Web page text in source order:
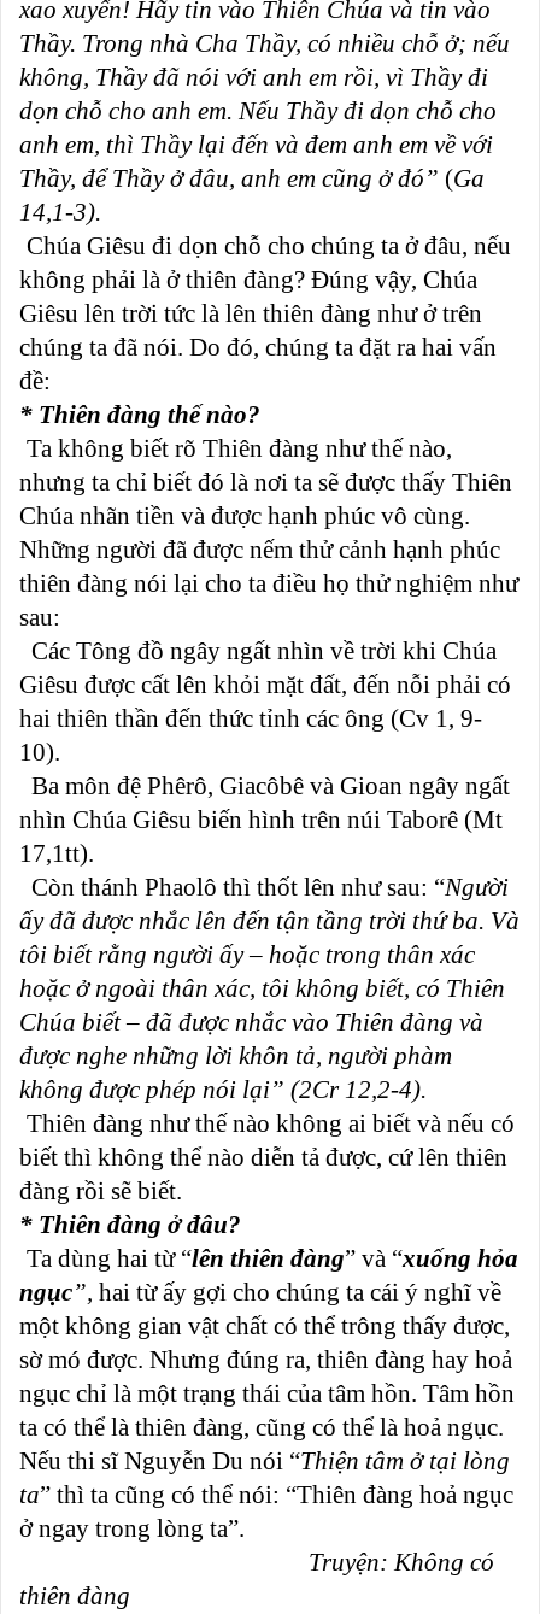
xao xuyến! Hãy tin vào Thiên Chúa và tin vào
Thầy. Trong nhà Cha Thầy, có nhiều chỗ ở; nếu
không, Thầy đã nói với anh em rồi, vì Thầy đi
dọn chỗ cho anh em. Nếu Thầy đi dọn chỗ cho
anh em, thì Thầy lại đến và đem anh em về với
Thầy, để Thầy ở đâu, anh em cũng ở đó” (Ga
14,1-3).
Chúa Giêsu đi dọn chỗ cho chúng ta ở đâu, nếu
không phải là ở thiên đàng? Đúng vậy, Chúa
Giêsu lên trời tức là lên thiên đàng như ở trên
chúng ta đã nói. Do đó, chúng ta đặt ra hai vấn
đề:
* Thiên đàng thế nào?
Ta không biết rõ Thiên đàng như thế nào,
nhưng ta chỉ biết đó là nơi ta sẽ được thấy Thiên
Chúa nhãn tiền và được hạnh phúc vô cùng.
Những người đã được nếm thử cảnh hạnh phúc
thiên đàng nói lại cho ta điều họ thử nghiệm như
sau:
Các Tông đồ ngây ngất nhìn về trời khi Chúa
Giêsu được cất lên khỏi mặt đất, đến nỗi phải có
hai thiên thần đến thức tỉnh các ông (Cv 1, 9-
10).
Ba môn đệ Phêrô, Giacôbê và Gioan ngây ngất
nhìn Chúa Giêsu biến hình trên núi Taborê (Mt
17,1tt).
Còn thánh Phaolô thì thốt lên như sau: “Người
ấy đã được nhắc lên đến tận tầng trời thứ ba. Và
tôi biết rằng người ấy – hoặc trong thân xác
hoặc ở ngoài thân xác, tôi không biết, có Thiên
Chúa biết – đã được nhắc vào Thiên đàng và
được nghe những lời khôn tả, người phàm
không được phép nói lại” (2Cr 12,2-4).
Thiên đàng như thế nào không ai biết và nếu có
biết thì không thể nào diễn tả được, cứ lên thiên
đàng rồi sẽ biết.
* Thiên đàng ở đâu?
Ta dùng hai từ “lên thiên đàng” và “xuống hỏa
ngục”, hai từ ấy gợi cho chúng ta cái ý nghĩ về
một không gian vật chất có thể trông thấy được,
sờ mó được. Nhưng đúng ra, thiên đàng hay hoả
ngục chỉ là một trạng thái của tâm hồn. Tâm hồn
ta có thể là thiên đàng, cũng có thể là hoả ngục.
Nếu thi sĩ Nguyễn Du nói “Thiện tâm ở tại lòng
ta” thì ta cũng có thể nói: “Thiên đàng hoả ngục
ở ngay trong lòng ta”.
Truyện: Không có
thiên đàng